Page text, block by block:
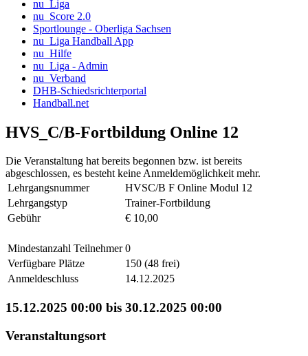
nu_Liga
nu_Score 2.0
Sportlounge - Oberliga Sachsen
nu_Liga Handball App
nu_Hilfe
nu_Liga - Admin
nu_Verband
DHB-Schiedsrichterportal
Handball.net
HVS_C/B-Fortbildung Online 12
Die Veranstaltung hat bereits begonnen bzw. ist bereits
abgeschlossen, es besteht keine Anmeldemöglichkeit mehr.
Lehrgangsnummer
HVSC/B F Online Modul 12
Lehrgangstyp
Trainer-Fortbildung
Gebühr
€ 10,00
Mindestanzahl Teilnehmer 0
Verfügbare Plätze
150 (48 frei)
Anmeldeschluss
14.12.2025
15.12.2025 00:00 bis 30.12.2025 00:00
Veranstaltungsort